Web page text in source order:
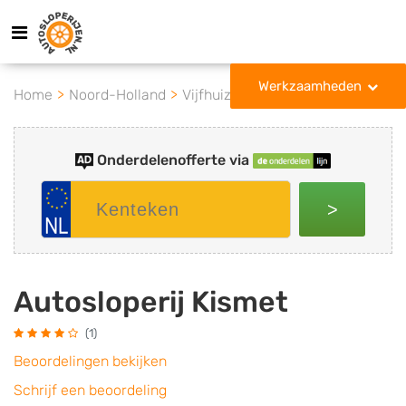
Werkzaamheden
Home Noord-Holland Vijfhuizen Autosloperij Kismet
Onderdelenofferte via
>
Autosloperij Kismet
(1)
Beoordelingen bekijken
Schrijf een beoordeling